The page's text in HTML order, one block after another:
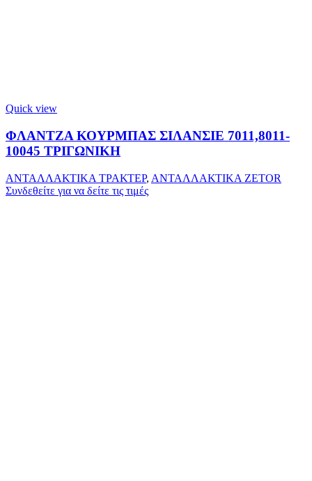
Quick view
ΦΛΑΝΤΖΑ ΚΟΥΡΜΠΑΣ ΣΙΛΑΝΣΙΕ 7011,8011-
10045 ΤΡΙΓΩΝΙΚΗ
ΑΝΤΑΛΛΑΚΤΙΚΑ ΤΡΑΚΤΕΡ, ΑΝΤΑΛΛΑΚΤΙΚΑ ZETOR
Συνδεθείτε για να δείτε τις τιμές